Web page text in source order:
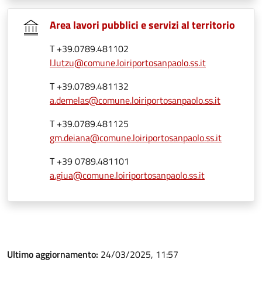
Area lavori pubblici e servizi al territorio
T +39.0789.481102
l.lutzu@comune.loiriportosanpaolo.ss.it
T +39.0789.481132
a.demelas@comune.loiriportosanpaolo.ss.it
T +39.0789.481125
gm.deiana@comune.loiriportosanpaolo.ss.it
T +39 0789.481101
a.giua@comune.loiriportosanpaolo.ss.it
Ultimo aggiornamento: 24/03/2025, 11:57